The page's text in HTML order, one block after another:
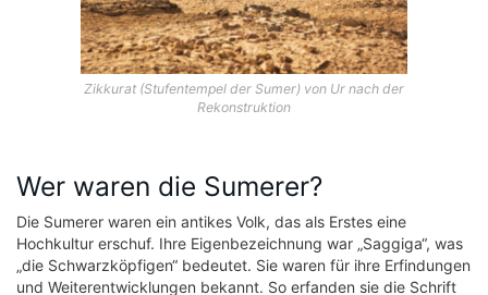
Zikkurat (Stufentempel der Sumer) von Ur nach der
Rekonstruktion
Wer waren die Sumerer?
Die Sumerer waren ein antikes Volk, das als Erstes eine
Hochkultur erschuf. Ihre Eigenbezeichnung war „Saggiga“, was
„die Schwarzköpfigen“ bedeutet. Sie waren für ihre Erfindungen
und Weiterentwicklungen bekannt. So erfanden sie die Schrift